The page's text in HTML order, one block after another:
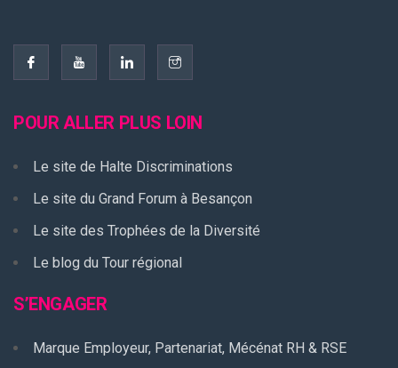
POUR ALLER PLUS LOIN
Le site de Halte Discriminations
Le site du Grand Forum à Besançon
Le site des Trophées de la Diversité
Le blog du Tour régional
S’ENGAGER
Marque Employeur, Partenariat, Mécénat RH & RSE